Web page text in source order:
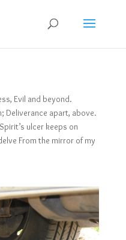
Evil and beyond.
Deliverance apart, above.
ulcer keeps on
From the mirror of my